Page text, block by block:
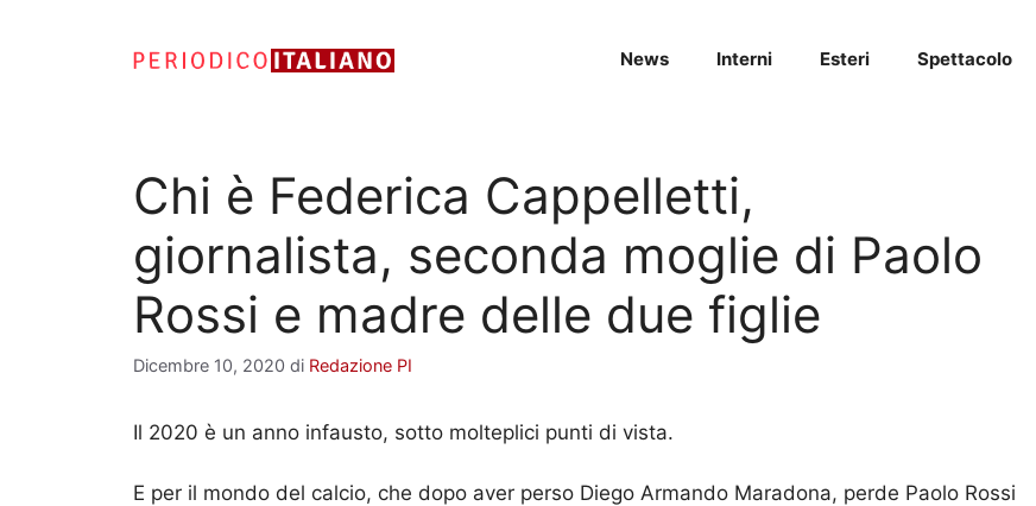
News Interni Esteri Spettacolo
Chi è Federica Cappelletti,
giornalista, seconda moglie di Paolo
Rossi e madre delle due figlie
Dicembre 10, 2020 di Redazione PI
Il 2020 è un anno infausto, sotto molteplici punti di vista.
E per il mondo del calcio, che dopo aver perso Diego Armando Maradona, perde Paolo Rossi